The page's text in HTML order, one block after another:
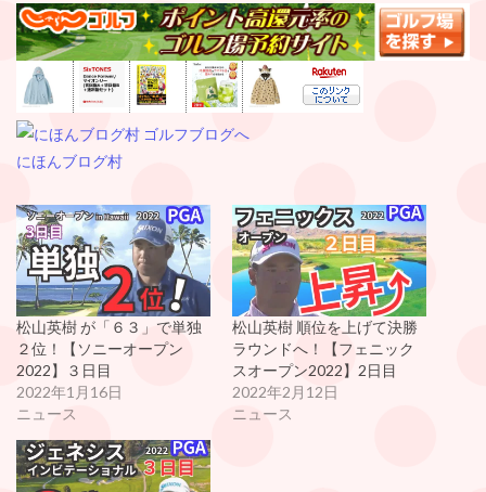
にほんブログ村
松山英樹 が「６３」で単独
２位！【ソニーオープン
2022】３日目
2022年1月16日
ニュース
松山英樹 順位を上げて決勝
ラウンドへ！【フェニック
スオープン2022】2日目
2022年2月12日
ニュース